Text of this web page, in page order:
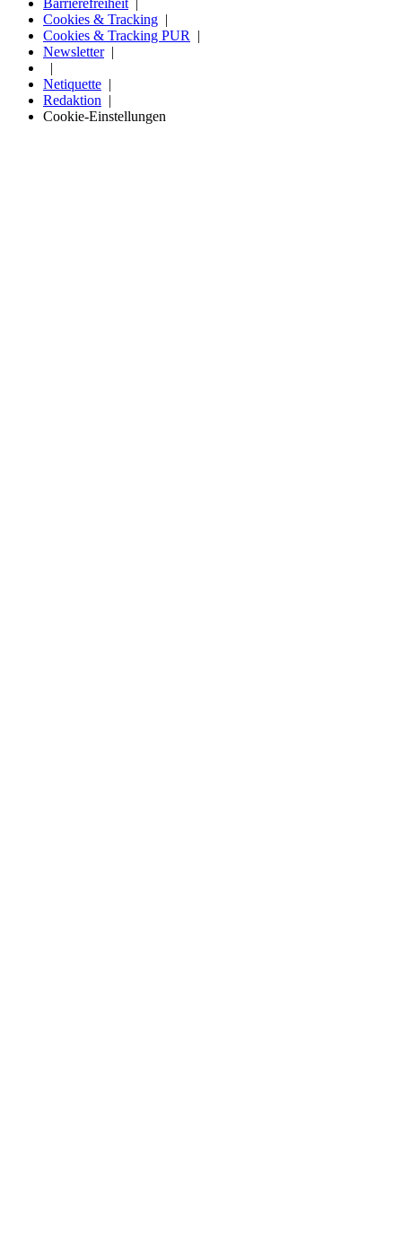
Cookies & Tracking
Cookies & Tracking PUR
Newsletter
Netiquette
Redaktion
Cookie-Einstellungen